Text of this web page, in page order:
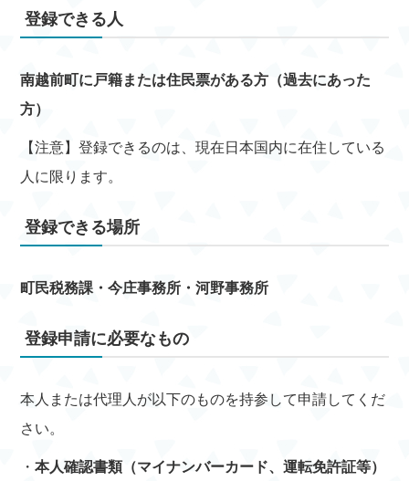
登録できる人
南越前町に戸籍または住民票がある方（過去にあった
方）
【注意】登録できるのは、現在日本国内に在住している
人に限ります。
登録できる場所
町民税務課・今庄事務所・河野事務所
登録申請に必要なもの
本人または代理人が以下のものを持参して申請してくだ
さい。
・本人確認書類（マイナンバーカード、運転免許証等）